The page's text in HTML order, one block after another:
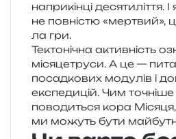
напри­кін­ці деся­ти­лі­т­тя.
не пов­ні­стю «мер­твий»,
ла гри.
Тектонічна актив­ність
міся­це­тру­си. А це —
посад­ко­вих моду­лів і
екс­пе­ди­цій. Чим
пово­ди­ться кора
ми можуть бути май­бу­тні